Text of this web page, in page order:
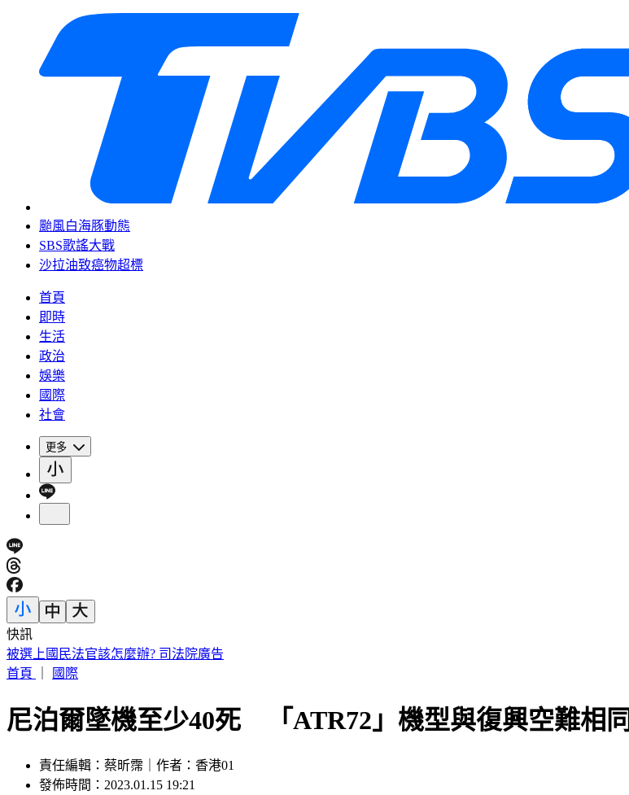
颱風白海豚動態
SBS歌謠大戰
沙拉油致癌物超標
首頁
即時
生活
政治
娛樂
國際
社會
更多
快訊
被選上國民法官該怎麼辦? 司法院廣告
首頁
國際
尼泊爾墜機至少40死 「ATR72」機型與復興空難相同
責任編輯：蔡昕霈｜作者：香港01
發佈時間：2023.01.15 19:21